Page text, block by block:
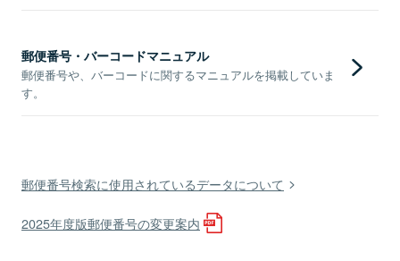
郵便番号・バーコードマニュアル
郵便番号や、バーコードに関するマニュアルを掲載していま
す。
郵便番号検索に使用されているデータについて
2025年度版郵便番号の変更案内